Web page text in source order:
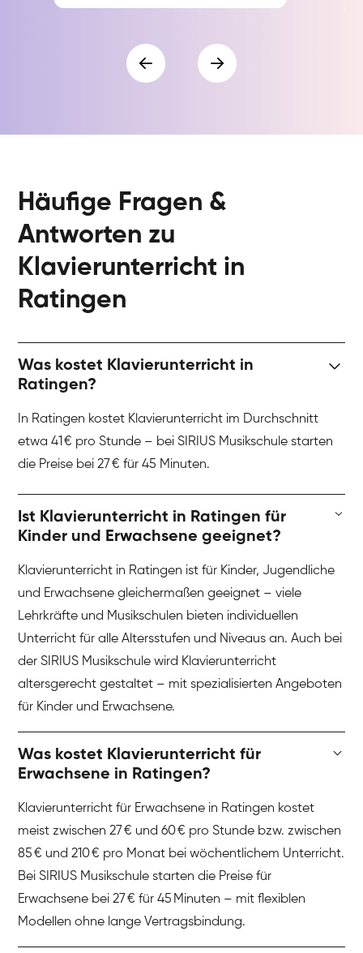
Häufige Fragen &
Antworten zu
Klavierunterricht in
Ratingen
Was kostet Klavierunterricht in
Ratingen?
In Ratingen kostet Klavierunterricht im Durchschnitt
etwa 41 € pro Stunde – bei SIRIUS Musikschule starten
die Preise bei 27 € für 45 Minuten.
Ist Klavierunterricht in Ratingen für
Kinder und Erwachsene geeignet?
Klavierunterricht in Ratingen ist für Kinder, Jugendliche
und Erwachsene gleichermaßen geeignet – viele
Lehrkräfte und Musikschulen bieten individuellen
Unterricht für alle Altersstufen und Niveaus an. Auch bei
der SIRIUS Musikschule wird Klavierunterricht
altersgerecht gestaltet – mit spezialisierten Angeboten
für Kinder und Erwachsene.
Was kostet Klavierunterricht für
Erwachsene in Ratingen?
Klavierunterricht für Erwachsene in Ratingen kostet
meist zwischen 27 € und 60 € pro Stunde bzw. zwischen
85 € und 210 € pro Monat bei wöchentlichem Unterricht.
Bei SIRIUS Musikschule starten die Preise für
Erwachsene bei 27 € für 45 Minuten – mit flexiblen
Modellen ohne lange Vertragsbindung.